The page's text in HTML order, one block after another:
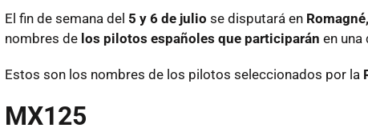
El fin de semana del 5 y 6 de julio se disputará en Romagné,
nombres de los pilotos españoles que participarán en una
Estos son los nombres de los pilotos seleccionados por la
MX125